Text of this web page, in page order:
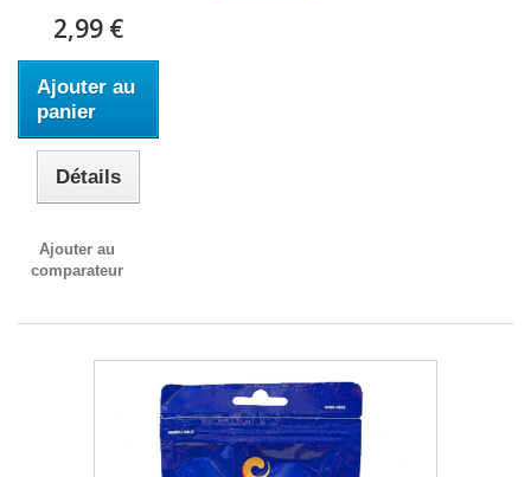
2,99 €
Ajouter au
panier
Détails
Ajouter au
comparateur